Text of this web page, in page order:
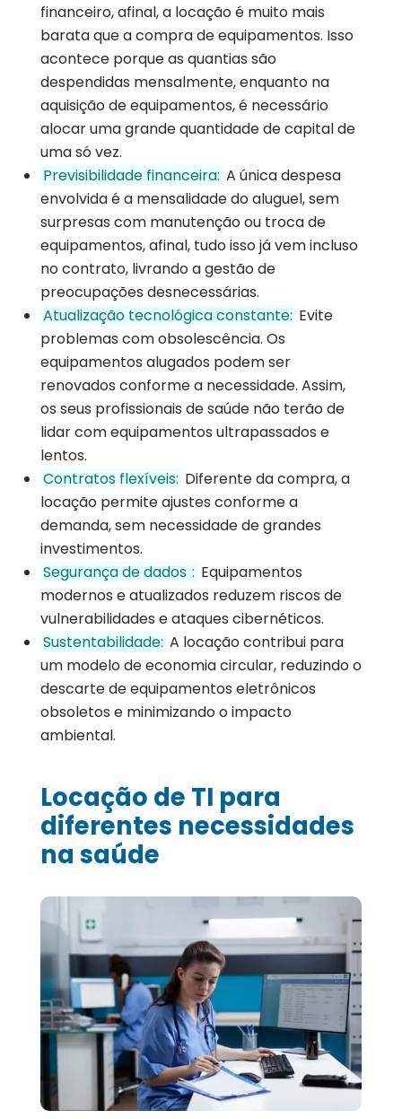
financeiro, afinal, a locação é muito mais
barata que a compra de equipamentos. Isso
acontece porque as quantias são
despendidas mensalmente, enquanto na
aquisição de equipamentos, é necessário
alocar uma grande quantidade de capital de
uma só vez.
Previsibilidade financeira: A única despesa
envolvida é a mensalidade do aluguel, sem
surpresas com manutenção ou troca de
equipamentos, afinal, tudo isso já vem incluso
no contrato, livrando a gestão de
preocupações desnecessárias.
Atualização tecnológica constante: Evite
problemas com obsolescência. Os
equipamentos alugados podem ser
renovados conforme a necessidade. Assim,
os seus profissionais de saúde não terão de
lidar com equipamentos ultrapassados e
lentos.
Contratos flexíveis: Diferente da compra, a
locação permite ajustes conforme a
demanda, sem necessidade de grandes
investimentos.
Segurança de dados : Equipamentos
modernos e atualizados reduzem riscos de
vulnerabilidades e ataques cibernéticos.
Sustentabilidade: A locação contribui para
um modelo de economia circular, reduzindo o
descarte de equipamentos eletrônicos
obsoletos e minimizando o impacto
ambiental.
Locação de TI para
diferentes necessidades
na saúde